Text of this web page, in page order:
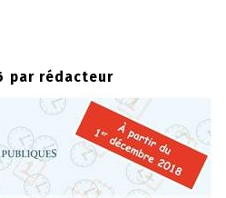
par rédacteur